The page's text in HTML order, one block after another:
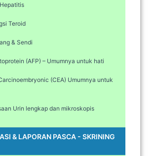
Teroid
& Sendi
(AFP) – Umumnya untuk hati
(CEA) Umumnya untuk
Urin lengkap dan mikroskopis
& LAPORAN PASCA - SKRINING